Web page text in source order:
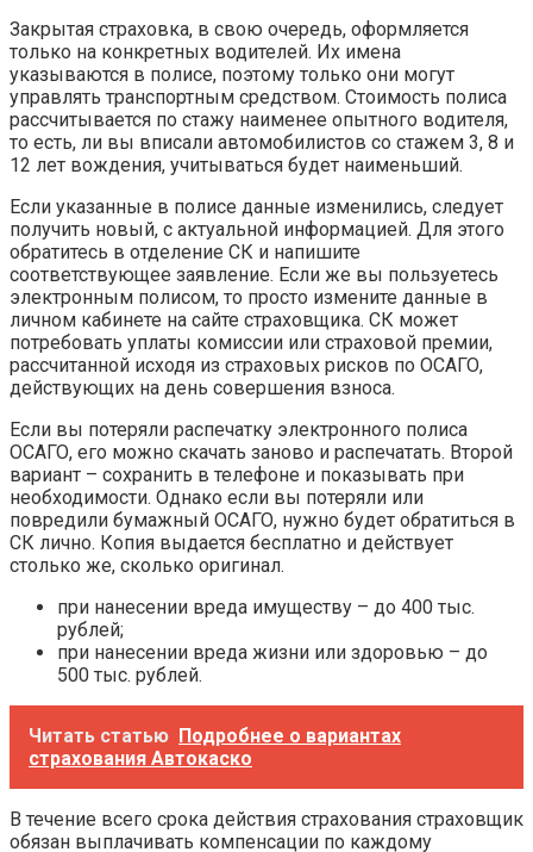
Закрытая страховка, в свою очередь, оформляется
только на конкретных водителей. Их имена
указываются в полисе, поэтому только они могут
управлять транспортным средством. Стоимость полиса
рассчитывается по стажу наименее опытного водителя,
то есть, ли вы вписали автомобилистов со стажем 3, 8 и
12 лет вождения, учитываться будет наименьший.
Если указанные в полисе данные изменились, следует
получить новый, с актуальной информацией. Для этого
обратитесь в отделение СК и напишите
соответствующее заявление. Если же вы пользуетесь
электронным полисом, то просто измените данные в
личном кабинете на сайте страховщика. СК может
потребовать уплаты комиссии или страховой премии,
рассчитанной исходя из страховых рисков по ОСАГО,
действующих на день совершения взноса.
Если вы потеряли распечатку электронного полиса
ОСАГО, его можно скачать заново и распечатать. Второй
вариант – сохранить в телефоне и показывать при
необходимости. Однако если вы потеряли или
повредили бумажный ОСАГО, нужно будет обратиться в
СК лично. Копия выдается бесплатно и действует
столько же, сколько оригинал.
при нанесении вреда имуществу – до 400 тыс.
рублей;
при нанесении вреда жизни или здоровью – до
500 тыс. рублей.
Читать статью Подробнее о вариантах
страхования Автокаско
В течение всего срока действия страхования страховщик
обязан выплачивать компенсации по каждому